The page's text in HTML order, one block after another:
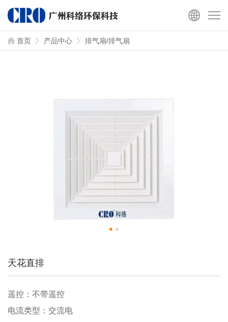
首页 产品中心 排气扇/排气扇
天花直排
遥控：不带遥控
电流类型：交流电